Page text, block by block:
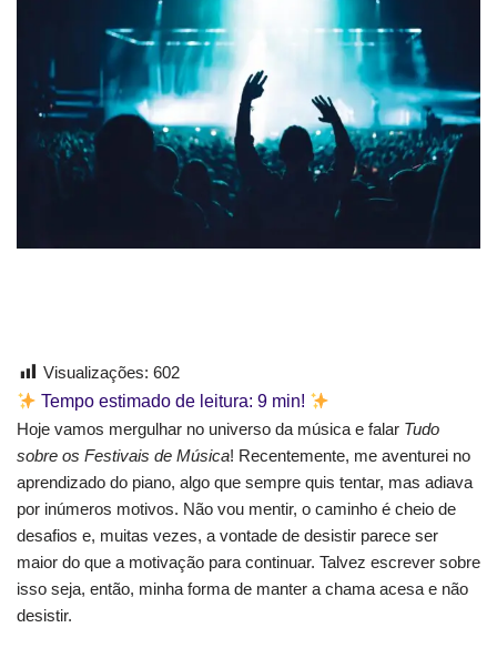
Visualizações: 602
Tempo estimado de leitura:9 min!
Hoje vamos mergulhar no universo da música e falar Tudo
sobre os Festivais de Música! Recentemente, me aventurei no
aprendizado do piano, algo que sempre quis tentar, mas adiava
por inúmeros motivos. Não vou mentir, o caminho é cheio de
desafios e, muitas vezes, a vontade de desistir parece ser
maior do que a motivação para continuar. Talvez escrever sobre
isso seja, então, minha forma de manter a chama acesa e não
desistir.